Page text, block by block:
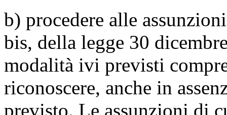
b) procedere alle
bis, della legge 30
modalità ivi previsti
riconoscere, anche in
previsto. Le assunzioni di